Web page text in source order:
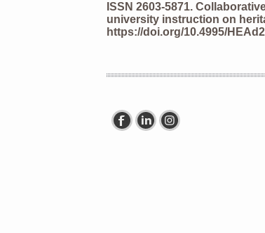
ISSN 2603-5871.
university instruction on
https://doi.org/10.4995/